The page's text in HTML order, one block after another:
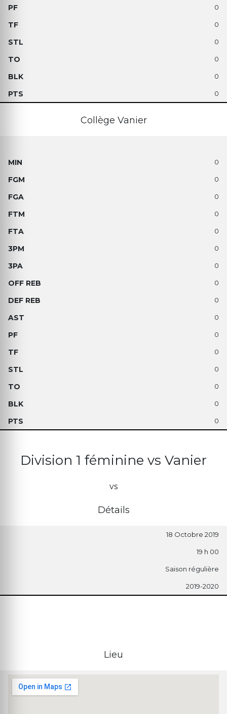
0
0
0
0
0
0
Collège Vanier
0
0
0
0
0
0
0
0
0
0
0
0
0
0
0
0
Division 1 féminine vs Vanier
vs
Détails
18 Octobre 2019
19 h 00
Saison régulière
2019-2020
Lieu